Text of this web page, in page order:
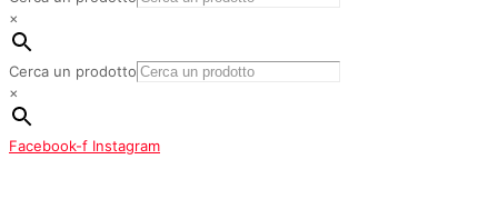
×
Cerca un prodotto
×
Facebook-f Instagram